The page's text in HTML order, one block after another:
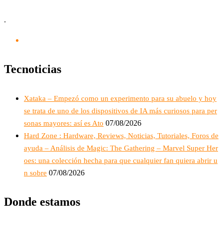
.
Tecnoticias
Xataka – Empezó como un experimento para su abuelo y hoy
se trata de uno de los dispositivos de IA más curiosos para per
sonas mayores: así es Ato 07/08/2026
Hard Zone : Hardware, Reviews, Noticias, Tutoriales, Foros de
ayuda – Análisis de Magic: The Gathering – Marvel Super Her
oes: una colección hecha para que cualquier fan quiera abrir u
n sobre 07/08/2026
Donde estamos